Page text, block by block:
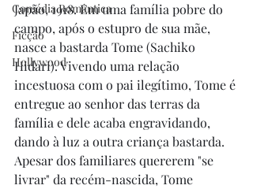
Comédia Romântica
Ficção
Hollywood
Japão, 1918. Em uma família pobre do
campo, após o estupro de sua mãe,
nasce a bastarda Tome (Sachiko
Hidari). Vivendo uma relação
incestuosa com o pai ilegítimo, Tome é
entregue ao senhor das terras da
família e dele acaba engravidando,
dando à luz a outra criança bastarda.
Apesar dos familiares quererem "se
livrar" da recém-nascida, Tome